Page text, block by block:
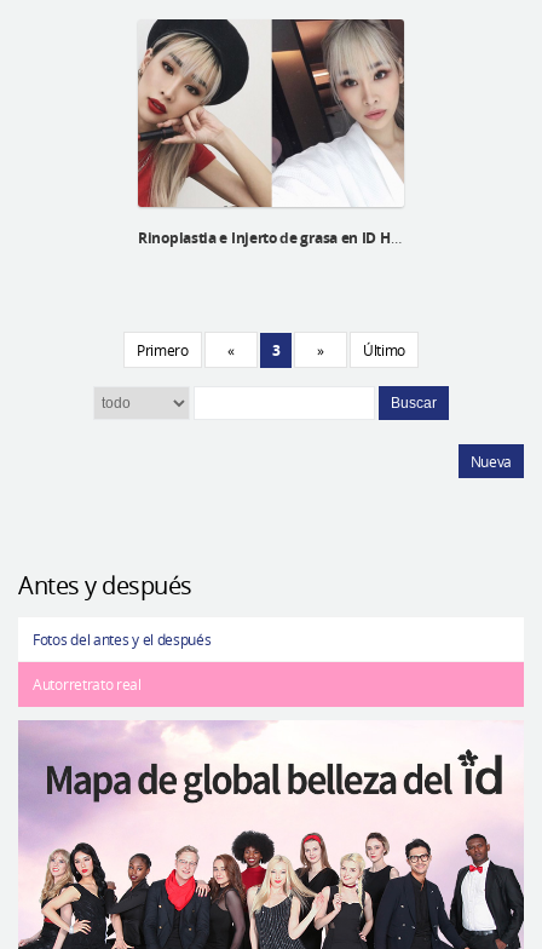
Rinoplastia e Injerto de grasa en ID Hospital de una Blogger malasia
Primero « 3 » Último
Buscar
Nueva
Antes y después
Fotos del antes y el después
Autorretrato real